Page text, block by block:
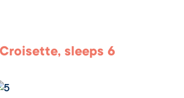
sleeps 6